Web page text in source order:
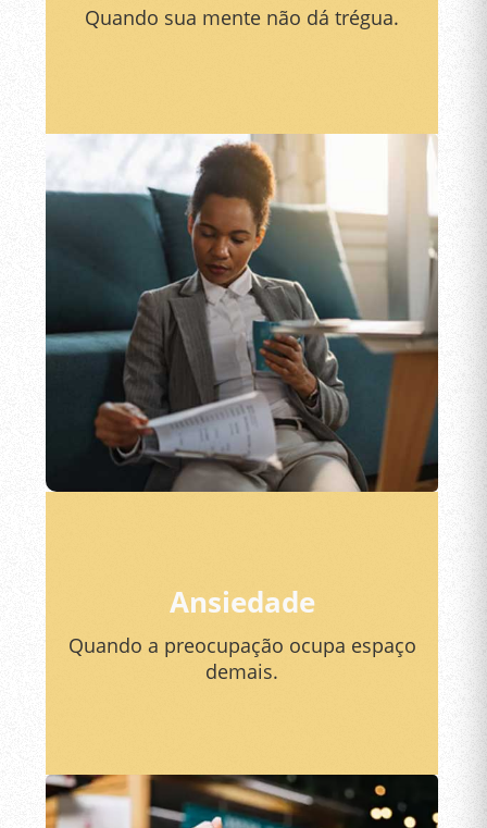
Quando sua mente não dá trégua.
Ansiedade
Quando a preocupação ocupa espaço
demais.